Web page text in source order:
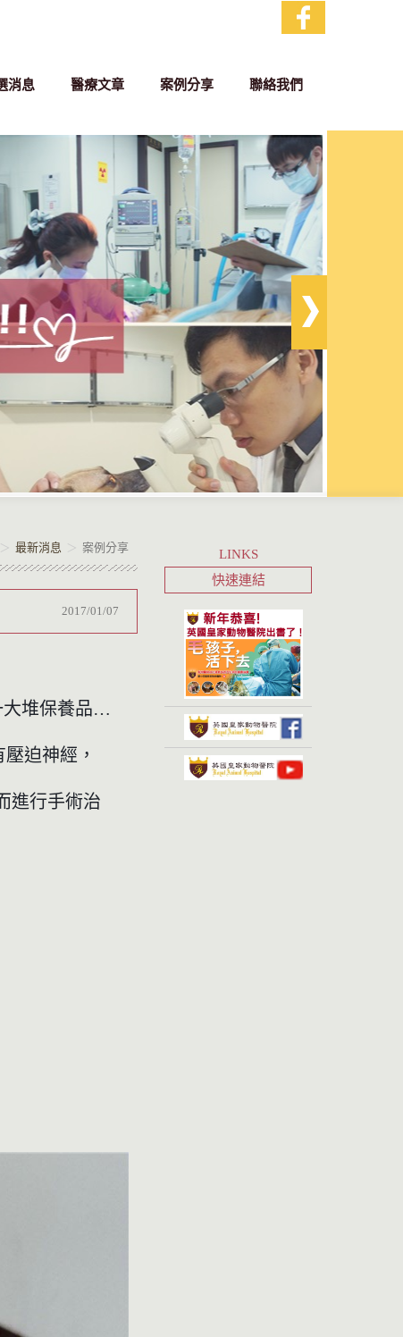
消息 醫療文章 案例分享 聯絡我們
最新消息 案例分享
2017/01/07
大堆保養品…
迫神經，
進行手術治
LINKS
快速連結